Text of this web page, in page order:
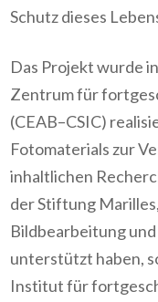
Schutz dieses
Das Projekt wurde
Zentrum für
(CEAB–CSIC)
Fotomaterials zur
inhaltlichen
der Stiftung
Bildbearbeitung
unterstützt haben,
Institut für